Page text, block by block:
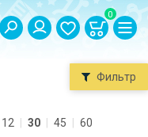
0
12 30 45 60
Фильтр